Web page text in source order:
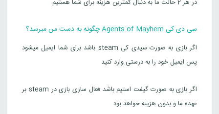
در هر 2 حالت ما به دنبال کمترین هزینه برای شما هستیم
سی دی کی Agents of Mayhem چگونه به دست من میرسد؟
اگر بازی به صورت سیدی کی steam باشد برای شما ایمیل میشود
پس ایمیل خود را به درستی وارد کنید
اگر بازی به صورت گیفت استیم باشد فعال سازی بازی در steam بر
عهده ما و بدون هزینه حواهد بود